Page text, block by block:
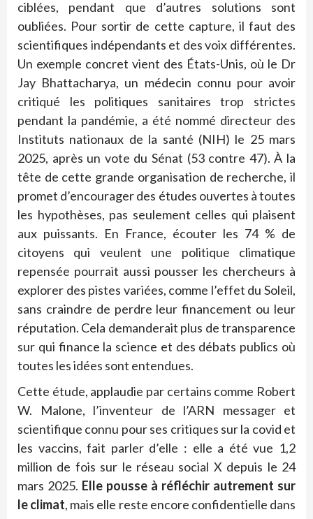
ciblées, pendant que d’autres solutions sont
oubliées. Pour sortir de cette capture, il faut des
scientifiques indépendants et des voix différentes.
Un exemple concret vient des États-Unis, où le Dr
Jay Bhattacharya, un médecin connu pour avoir
critiqué les politiques sanitaires trop strictes
pendant la pandémie, a été nommé directeur des
Instituts nationaux de la santé (NIH) le 25 mars
2025, après un vote du Sénat (53 contre 47). À la
tête de cette grande organisation de recherche, il
promet d’encourager des études ouvertes à toutes
les hypothèses, pas seulement celles qui plaisent
aux puissants. En France, écouter les 74 % de
citoyens qui veulent une politique climatique
repensée pourrait aussi pousser les chercheurs à
explorer des pistes variées, comme l’effet du Soleil,
sans craindre de perdre leur financement ou leur
réputation. Cela demanderait plus de transparence
sur qui finance la science et des débats publics où
toutes les idées sont entendues.
Cette étude, applaudie par certains comme Robert
W. Malone, l’inventeur de l’ARN messager et
scientifique connu pour ses critiques sur la covid et
les vaccins, fait parler d’elle : elle a été vue 1,2
million de fois sur le réseau social X depuis le 24
mars 2025. Elle pousse à réfléchir autrement sur
le climat, mais elle reste encore confidentielle dans